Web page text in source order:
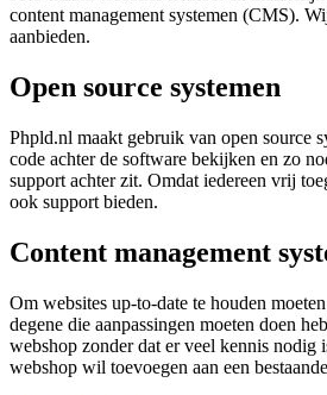
content management systemen (CMS).
aanbieden.
Open source systemen
Phpld.nl maakt gebruik van open source
code achter de software bekijken en zo
support achter zit. Omdat iedereen vrij
ook support bieden.
Content management
Om websites up-to-date te houden
degene die aanpassingen moeten doen
webshop zonder dat er veel kennis
webshop wil toevoegen aan een